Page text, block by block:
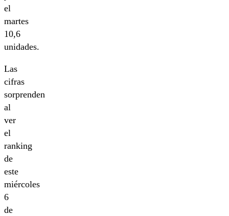
el
martes
10,6
unidades.
Las
cifras
sorprenden
al
ver
el
ranking
de
este
miércoles
6
de